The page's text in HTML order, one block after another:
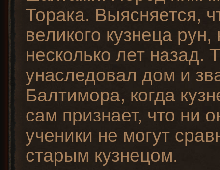
Торака. Выясняется,
великого кузнеца
несколько лет назад.
унаследовал дом и
Балтимора, когда
сам признает, что ни
ученики не могут
старым кузнецом.